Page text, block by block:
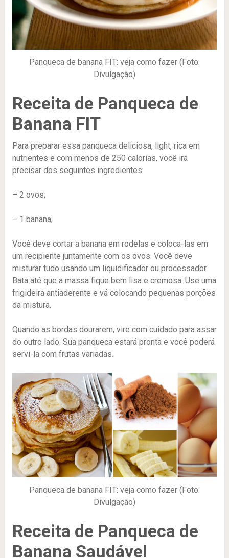
Panqueca de banana FIT: veja como fazer (Foto:
Divulgação)
Receita de Panqueca de
Banana FIT
Para preparar essa panqueca deliciosa, light, rica em
nutrientes e com menos de 250 calorias, você irá
precisar dos seguintes ingredientes:
– 2 ovos;
– 1 banana;
Você deve cortar a banana em rodelas e coloca-las em
um recipiente juntamente com os ovos. Você deve
misturar tudo usando um liquidificador ou processador.
Bata até que a massa fique bem lisa e cremosa. Use uma
frigideira antiaderente e vá colocando pequenas porções
da mistura.
Quando as bordas dourarem, vire com cuidado para assar
do outro lado. Sua panqueca estará pronta e você poderá
servi-la com frutas variadas.
Panqueca de banana FIT: veja como fazer (Foto:
Divulgação)
Receita de Panqueca de
Banana Saudável